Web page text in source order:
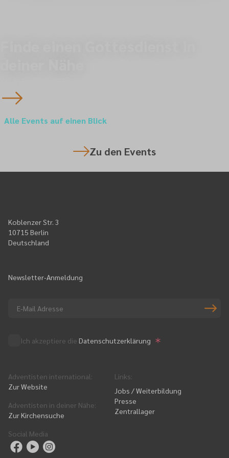
Alle Events auf einen Blick
Zu den Events
Koblenzer Str. 3
10715 Berlin
Deutschland
Newsletter-Anmeldung
Ich akzeptiere die Datenschutzerklärung
Adventisten international:
Zur Website
Adventisten in deiner Nähe:
Zur Kirchensuche
Social Media
Links:
Jobs / Weiterbildung
Presse
Zentrallager